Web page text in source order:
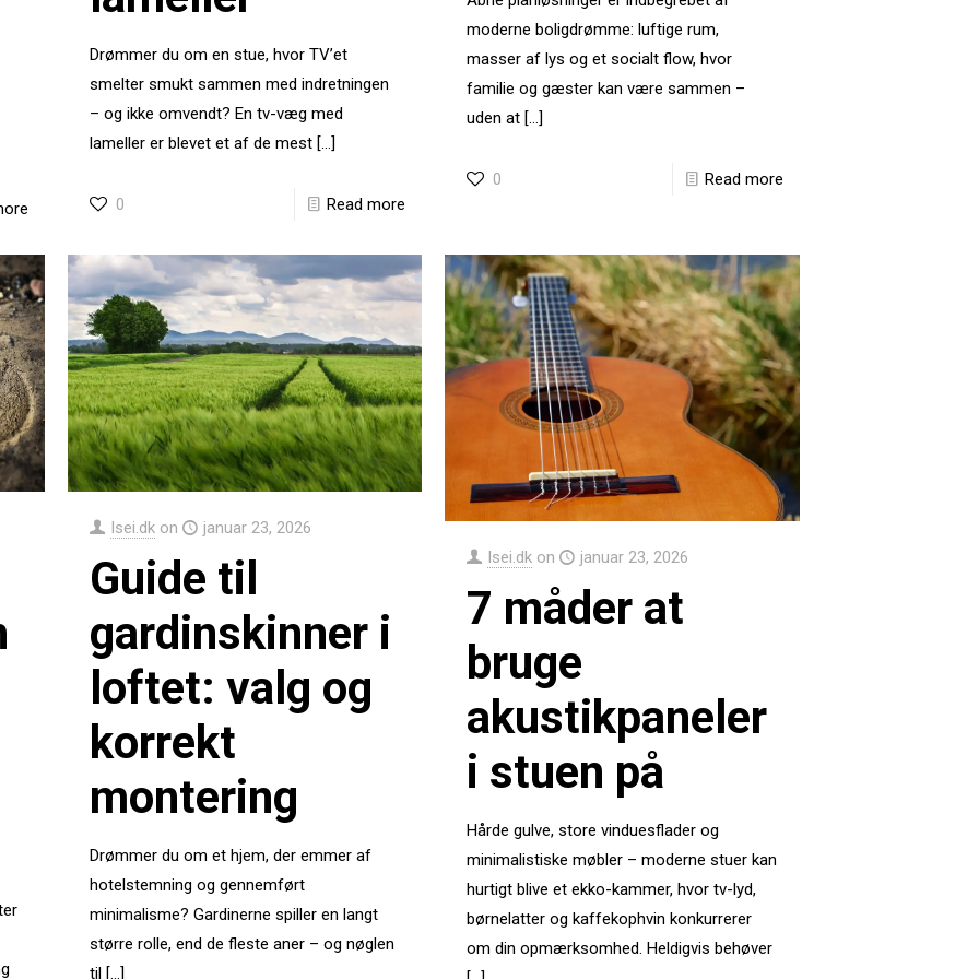
Drømmer du om en stue, hvor TV’et
smelter smukt sammen med indretningen
– og ikke omvendt? En tv-væg med
lameller er blevet et af de mest[…]
0 Read more
moderne boligdrømme: luftige rum,
masser af lys og et socialt flow, hvor
familie og gæster kan være sammen –
uden at[…]
0 Read more
Isei.dk on januar 23, 2026
Guide til
gardinskinner i
loftet: valg og
korrekt
montering
Drømmer du om et hjem, der emmer af
hotelstemning og gennemført
minimalisme? Gardinerne spiller en langt
større rolle, end de fleste aner – og nøglen
til[…]
Isei.dk on januar 23, 2026
7 måder at
bruge
akustikpaneler
i stuen på
Hårde gulve, store vinduesflader og
minimalistiske møbler – moderne stuer kan
hurtigt blive et ekko-kammer, hvor tv-lyd,
børnelatter og kaffekophvin konkurrerer
om din opmærksomhed. Heldigvis behøver